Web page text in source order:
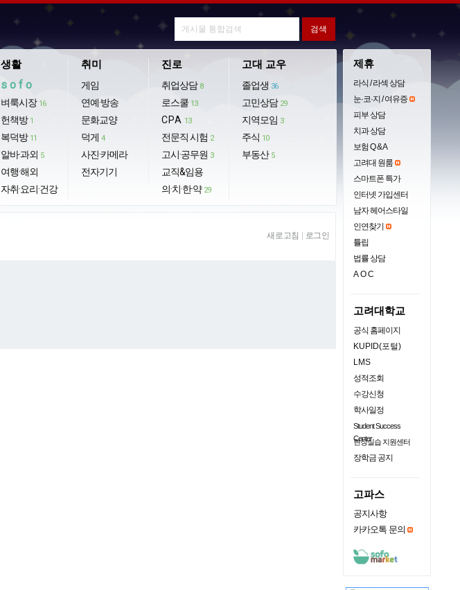
생활
sofo
벼룩시장 16
헌책방 1
복덕방 11
알바·과외 5
여행·해외
자취·요리·건강
취미
게임
연예·방송
문화교양
덕게 4
사진·카메라
전자기기
진로
취업상담 8
로스쿨 13
CPA 13
전문직 시험 2
고시·공무원 3
교직&임용
의·치·한·약 29
고대 교우
졸업생 36
고민상담 29
지역모임 3
주식 10
부동산 5
새로고침 로그인
제휴
라식 / 라섹 상담
눈·코·지 / 여유증
피부 상담
치과 상담
보험 Q & A
고려대 원룸
스마트폰 특가
인터넷 가입센터
남자 헤어스타일
인연찾기
튤립
법률 상담
AOC
고려대학교
공식 홈페이지
KUPID(포털)
LMS
성적조회
수강신청
학사일정
Student Success
Center
현장실습 지원센터
장학금 공지
고파스
공지사항
카카오톡 문의